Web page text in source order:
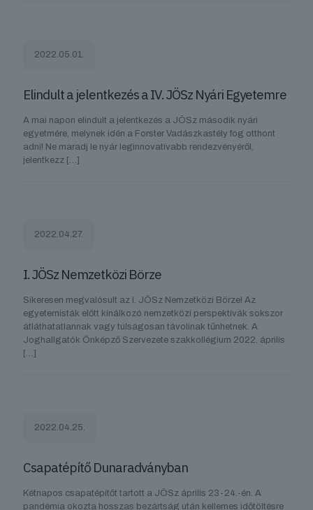
2022.05.01.
Elindult a jelentkezés a IV. JÖSz Nyári Egyetemre
A mai napon elindult a jelentkezés a JÖSz második nyári
egyetmére, melynek idén a Forster Vadászkastély fog otthont
adni! Ne maradj le nyár leginnovatívabb rendezvényéről,
jelentkezz […]
2022.04.27.
I. JÖSz Nemzetközi Börze
Sikeresen megvalósult az I. JÖSz Nemzetközi Börze! Az
egyetemisták előtt kínálkozó nemzetközi perspektívák sokszor
átláthatatlannak vagy túlságosan távolinak tűnhetnek. A
Joghallgatók Önképző Szervezete szakkollégium 2022. április
[…]
2022.04.25.
Csapatépítő Dunaradványban
Kétnapos csapatépítőt tartott a JÖSz április 23-24.-én. A
pandémia okozta hosszas bezártság után kellemes időtöltésre